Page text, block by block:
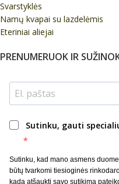
Svarstyklės
Namų kvapai su lazdelėmis
Eteriniai aliejai
PRENUMERUOK IR
Sutinku, gauti
Sutinku, kad mano asmens
būtų tvarkomi tiesioginės
kada atšaukti savo sutikimą